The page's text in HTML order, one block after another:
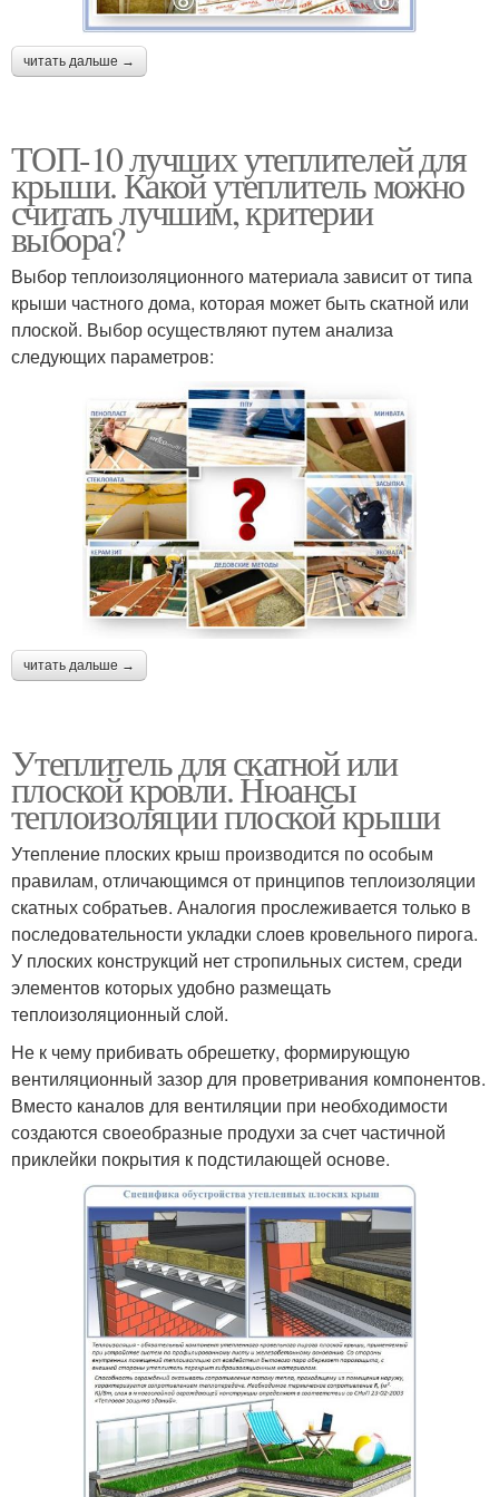
читать дальше →
ТОП-10 лучших утеплителей для
крыши. Какой утеплитель можно
считать лучшим, критерии
выбора?
Выбор теплоизоляционного материала зависит от типа
крыши частного дома, которая может быть скатной или
плоской. Выбор осуществляют путем анализа
следующих параметров:
читать дальше →
Утеплитель для скатной или
плоской кровли. Нюансы
теплоизоляции плоской крыши
Утепление плоских крыш производится по особым
правилам, отличающимся от принципов теплоизоляции
скатных собратьев. Аналогия прослеживается только в
последовательности укладки слоев кровельного пирога.
У плоских конструкций нет стропильных систем, среди
элементов которых удобно размещать
теплоизоляционный слой.
Не к чему прибивать обрешетку, формирующую
вентиляционный зазор для проветривания компонентов.
Вместо каналов для вентиляции при необходимости
создаются своеобразные продухи за счет частичной
приклейки покрытия к подстилающей основе.